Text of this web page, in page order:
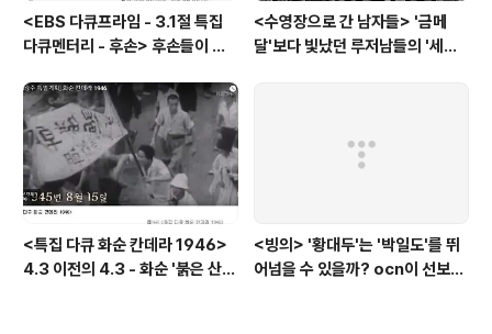
<EBS 다큐프라임 - 3.1절 특집
다큐멘터리 - 후손> 후손들이 말
고 후손들이 짊어진 삶의 무게
<수영장으로 간 남자들> '금메
달'보다 빛났던 루저남들의 '세라
<특집 다큐 화순 칸데라 1946>
4.3 이전의 4.3 - 화순 '붉은 산
<빙의> '황대두'는 '박일도'를 뛰
어넘을 수 있을까? ocn이 선보인